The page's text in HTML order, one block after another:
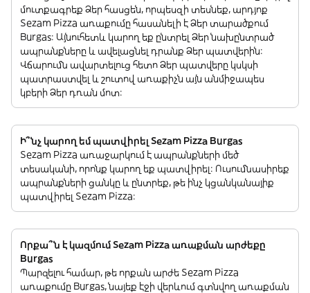
մուտքագրեք Ձեր հասցեն, որպեսզի տեսնեք, արդյոք
Sezam Pizza առաքումը հասանելի է Ձեր տարածքում
Burgas: Այնուհետև կարող եք ընտրել Ձեր նախընտրած
ապրանքները և ավելացնել դրանք Ձեր պատվերին:
Վճարումն ավարտելուց հետո Ձեր պատվերը կսկսի
պատրաստվել և շուտով առաքիչն այն անմիջապես
կբերի Ձեր դռան մոտ:
Ի՞նչ կարող եմ պատվիրել Sezam Pizza Burgas
Sezam Pizza առաջարկում է ապրանքների մեծ
տեսականի, որոնք կարող եք պատվիրել: Ուսումնասիրեք
ապրանքների ցանկը և ընտրեք, թե ինչ կցանկանայիք
պատվիրել Sezam Pizza:
Որքա՞ն է կազմում Sezam Pizza առաքման արժեքը
Burgas
Պարզելու համար, թե որքան արժե Sezam Pizza
առաքումը Burgas, նայեք էջի վերևում գտնվող առաքման